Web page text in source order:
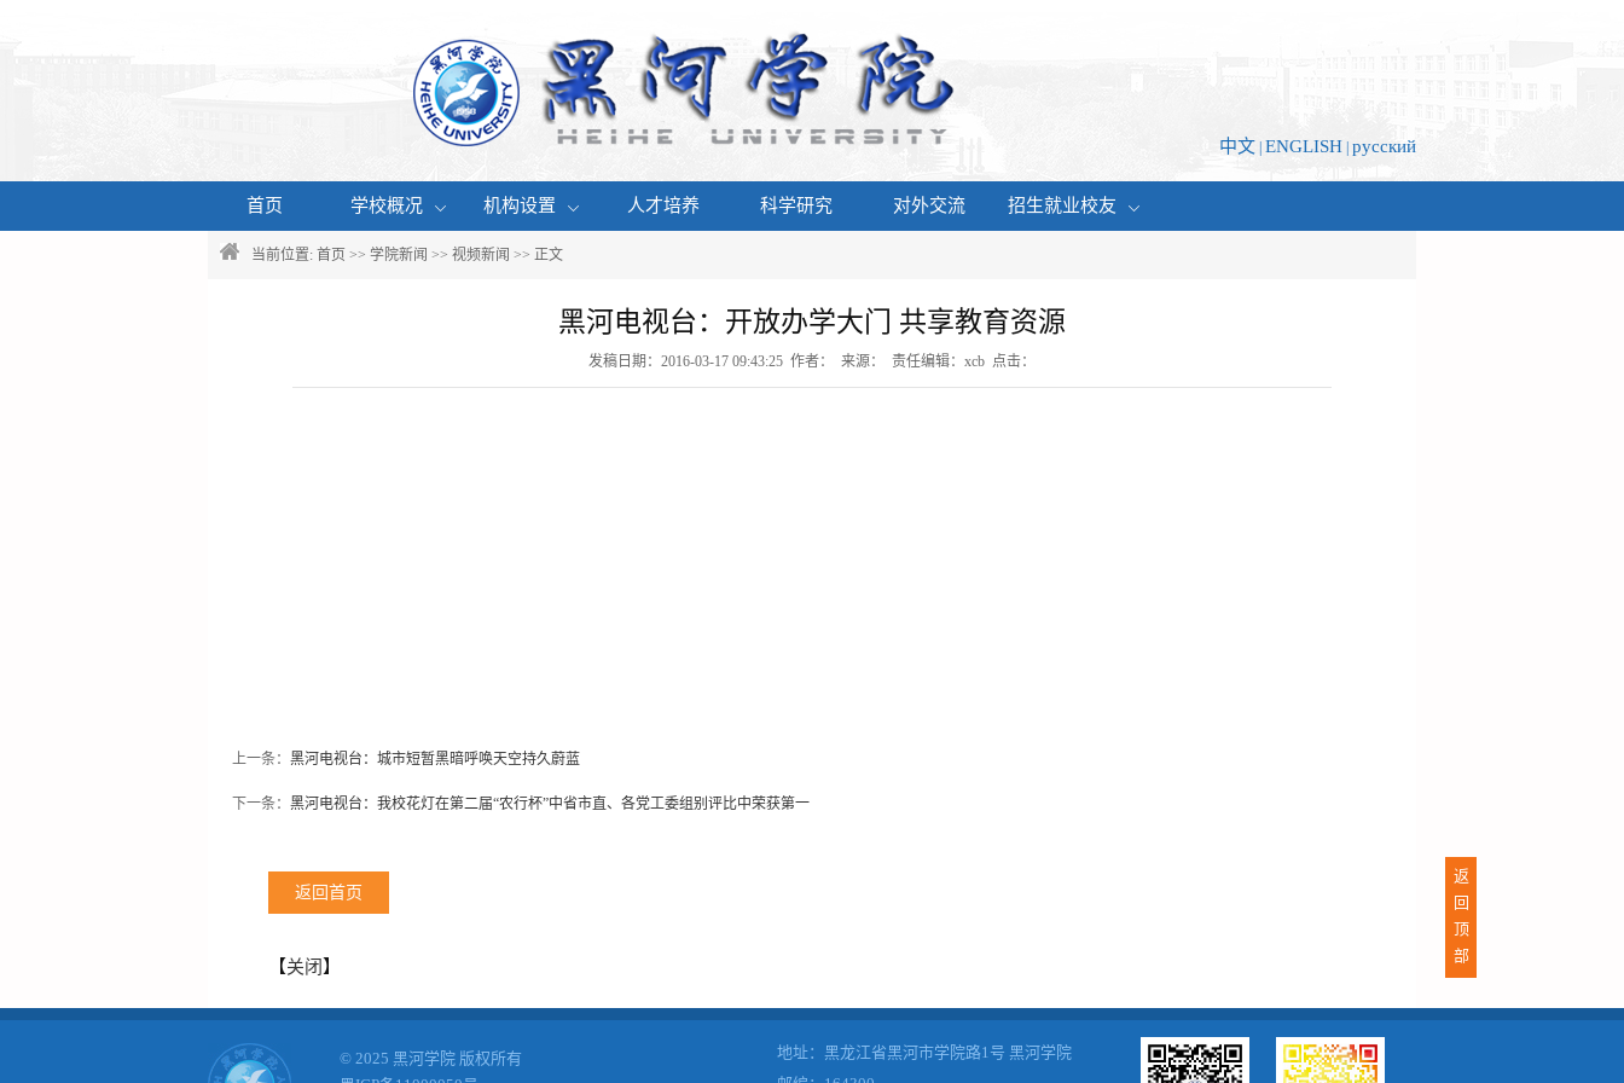
中文 ENGLISH русский
首页 学校概况 机构设置 人才培养 科学研究 对外交流 招生就业校友
当前位置: 首页 >> 学院新闻 >> 视频新闻 >> 正文
返
回
顶
部
黑河电视台：开放办学大门 共享教育资源
发稿日期：2016-03-17 09:43:25 作者： 来源： 责任编辑：xcb 点击：
上一条： 黑河电视台：城市短暂黑暗呼唤天空持久蔚蓝
下一条： 黑河电视台：我校花灯在第二届“农行杯”中省市直、各党工委组别评比中荣获第一
返回首页
【关闭 】
地址：黑龙江省黑河市学院路1号 黑河学院
© 2025 黑河学院 版权所有